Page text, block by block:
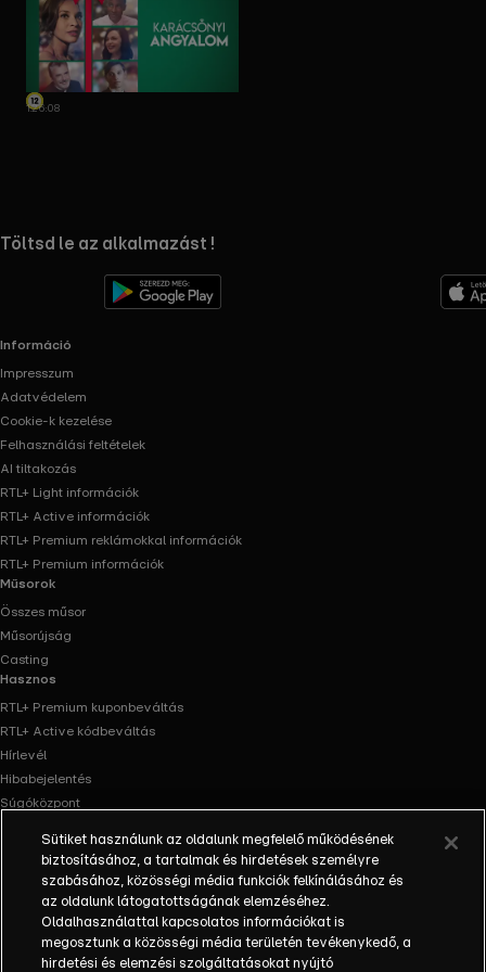
1:26:08
RTL+ useful links.
Töltsd le az alkalmazást !
Információ
Impresszum
Adatvédelem
Cookie-k kezelése
Felhasználási feltételek
AI tiltakozás
RTL+ Light információk
RTL+ Active információk
RTL+ Premium reklámokkal információk
RTL+ Premium információk
Műsorok
Összes műsor
Műsorújság
Casting
Hasznos
RTL+ Premium kuponbeváltás
RTL+ Active kódbeváltás
Hírlevél
Hibabejelentés
Súgóközpont
FacebookInstagram
Sütiket használunk az oldalunk megfelelő működésének
biztosításához, a tartalmak és hirdetések személyre
szabásához, közösségi média funkciók felkínálásához és
az oldalunk látogatottságának elemzéséhez.
Oldalhasználattal kapcsolatos információkat is
megosztunk a közösségi média területén tevékenykedő, a
hirdetési és elemzési szolgáltatásokat nyújtó